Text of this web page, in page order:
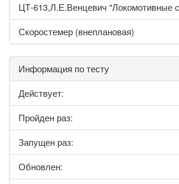
ЦТ-613,Л.Е.Венцевич "Локомотивные
Скоростемер (внеплановая)
Информация по тесту
Действует:
Пройден раз:
Запущен раз:
Обновлен: